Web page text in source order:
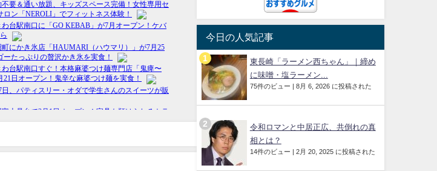
今日の人気記事
東長崎「ラーメン西ちゃん」｜締め
に味噌・塩ラーメン...
75件のビュー | 8月 6, 2026 に投稿された
令和ロマンと中居正広、共倒れの真
相とは？
14件のビュー | 2月 20, 2025 に投稿された